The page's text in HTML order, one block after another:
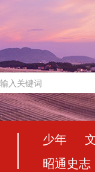
少年
昭通史志